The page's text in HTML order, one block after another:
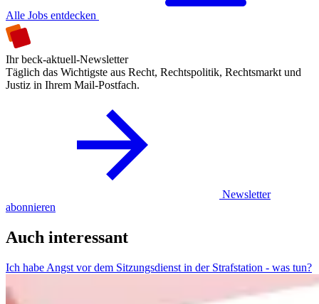
Alle Jobs entdecken
Ihr beck-aktuell-Newsletter
Täglich das Wichtigste aus Recht, Rechtspolitik, Rechtsmarkt und
Justiz in Ihrem Mail-Postfach.
Newsletter
abonnieren
Auch interessant
Ich habe Angst vor dem Sitzungsdienst in der Strafstation - was tun?